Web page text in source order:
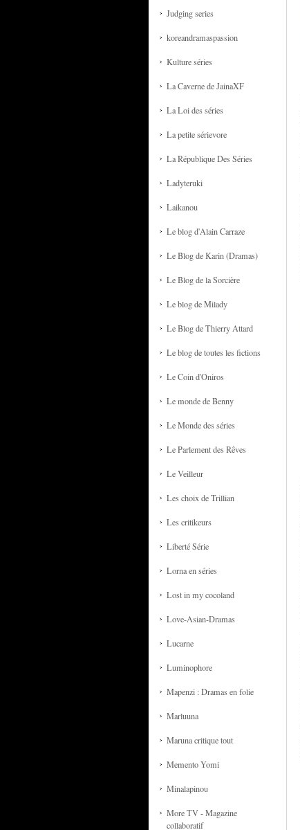
Judging series
koreandramaspassion
Kulture séries
La Caverne de JainaXF
La Loi des séries
La petite sérievore
La République Des Séries
Ladyteruki
Laikanou
Le blog d'Alain Carraze
Le Blog de Karin (Dramas)
Le Blog de la Sorcière
Le blog de Milady
Le Blog de Thierry Attard
Le blog de toutes les fictions
Le Coin d'Oniros
Le monde de Benny
Le Monde des séries
Le Parlement des Rêves
Le Veilleur
Les choix de Trillian
Les critikeurs
Liberté Série
Lorna en séries
Lost in my cocoland
Love-Asian-Dramas
Lucarne
Luminophore
Mapenzi : Dramas en folie
Marluuna
Maruna critique tout
Memento Yomi
Minalapinou
More TV - Magazine
collaboratif